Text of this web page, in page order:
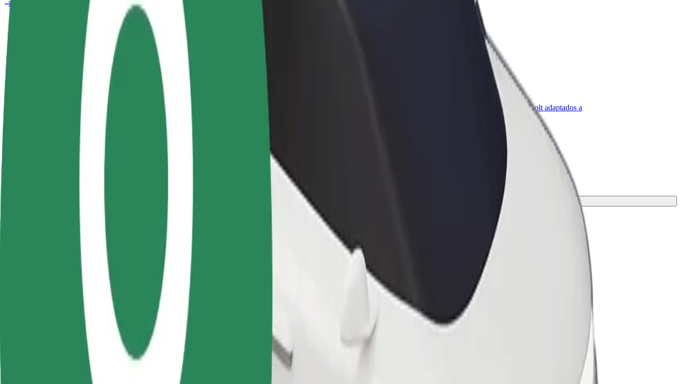
Preguntas frecuentes
Colaborar como conductor
Gana dinero colaborando
Colaborar como repartidor
Repartí comida y cobrá todas las
Bolt para empresas
Productos y servicios de Bolt adaptados a
Cómo ir de Jumbo Iasi a Gara Nicolina
¿Buscás la mejor forma de ir de Jumbo Iasi a Gara Nicolina? Explorá nuestros servicios y encontrá la opción perfecta para tu viaje.
Descargá la app de Bolt
Comodidad y confort a un botón de distancia
Viajes fiables en coches estándar de tamaño medio.
Duración estimada del viaje